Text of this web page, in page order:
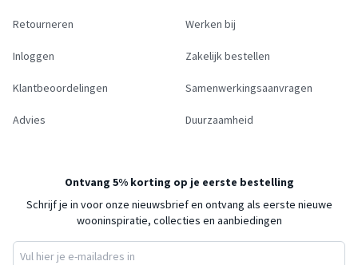
Retourneren
Inloggen
Klantbeoordelingen
Advies
Werken bij
Zakelijk bestellen
Samenwerkingsaanvragen
Duurzaamheid
Ontvang 5% korting op je eerste bestelling
Schrijf je in voor onze nieuwsbrief en ontvang als eerste nieuwe
wooninspiratie, collecties en aanbiedingen